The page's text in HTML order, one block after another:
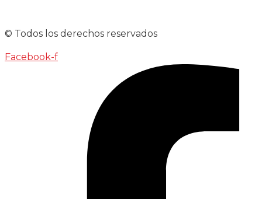
© Todos los derechos reservados
Facebook-f